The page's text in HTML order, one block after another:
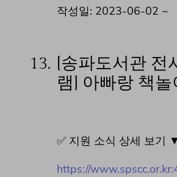
작성일: 2023-06-02 ~
13. [송파도서관 전
램] 아빠랑 책놀
✅ 지원 소식 상세 보기 ▼
https://